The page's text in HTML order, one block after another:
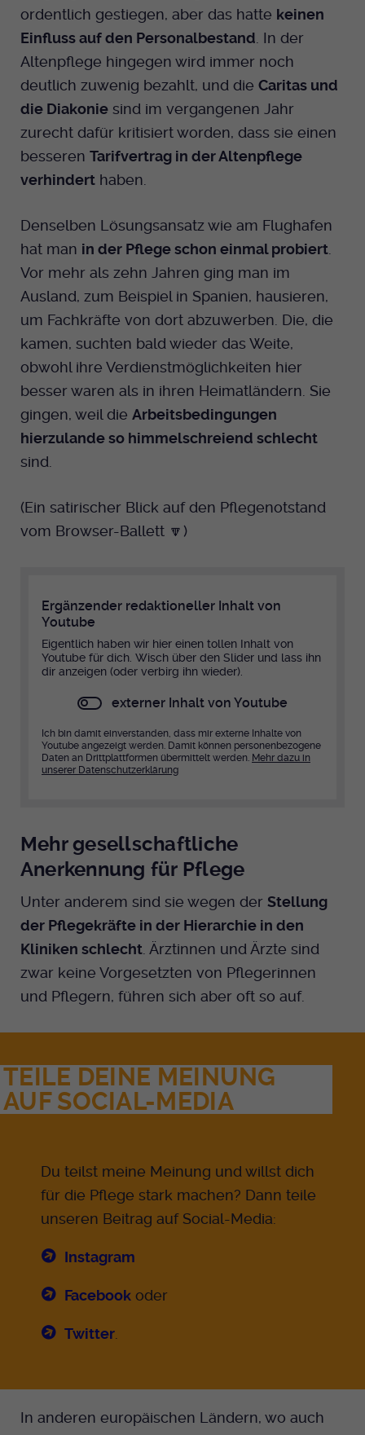
ordentlich gestiegen, aber das hatte keinen
Einfluss auf den Personalbestand . In der
Altenpflege hingegen wird immer noch
deutlich zuwenig bezahlt, und die Caritas und
die Diakonie sind im vergangenen Jahr
zurecht dafür kritisiert worden, dass sie einen
besseren Tarifvertrag in der Altenpflege
verhindert haben.
Denselben Lösungsansatz wie am Flughafen
hat man in der Pflege schon einmal probiert
Vor mehr als zehn Jahren ging man im
Ausland, zum Beispiel in Spanien, hausieren,
um Fachkräfte von dort abzuwerben. Die, die
kamen, suchten bald wieder das Weite,
obwohl ihre Verdienstmöglichkeiten hier
besser waren als in ihren Heimatländern. Sie
gingen, weil die Arbeitsbedingungen
hierzulande so himmelschreiend schlecht
sind.
(Ein satirischer Blick auf den Pflegenotstand
vom Browser-Ballett 🔽)
Ergänzender redaktioneller Inhalt von
Youtube
Eigentlich haben wir hier einen tollen Inhalt von
Youtube für dich. Wisch über den Slider und lass ihn
dir anzeigen (oder verbirg ihn wieder).
externer Inhalt von Youtube
Ich bin damit einverstanden, dass mir externe Inhalte von
Youtube angezeigt werden. Damit können personenbezogene
Daten an Drittplattformen übermittelt werden. Mehr dazu in
unserer Datenschutzerklärung
Mehr gesellschaftliche
Anerkennung für Pflege
Unter anderem sind sie wegen der Stellung
der Pflegekräfte in der Hierarchie in den
Kliniken schlecht. Ärztinnen und Ärzte sind
zwar keine Vorgesetzten von Pflegerinnen
und Pflegern, führen sich aber oft so auf.
TEILE DEINE MEINUNG
AUF SOCIAL-MEDIA
Du teilst meine Meinung und willst dich
für die Pflege stark machen? Dann teile
unseren Beitrag auf Social-Media:
Instagram
Facebook oder
Twitter.
In anderen europäischen Ländern, wo auch